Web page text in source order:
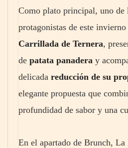
Como plato principal, uno de
protagonistas de este invierno
Carrillada de Ternera,
de patata panadera y
delicada reducción de su
elegante propuesta que
profundidad de sabor y una
En el apartado de Brunch,